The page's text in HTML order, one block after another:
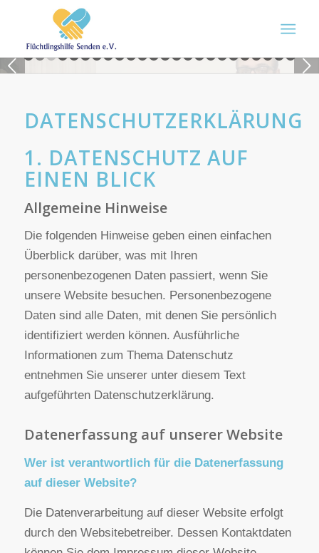
1 2 3 4 5 6
DATENSCHUTZERKLÄRUNG
1. DATENSCHUTZ AUF
EINEN BLICK
Allgemeine Hinweise
Überblick darüber, was mit Ihren
unsere Website besuchen. Personenbezogene
Daten sind alle Daten, mit denen Sie persönlich
identifiziert werden können. Ausführliche
entnehmen Sie unserer unter diesem Text